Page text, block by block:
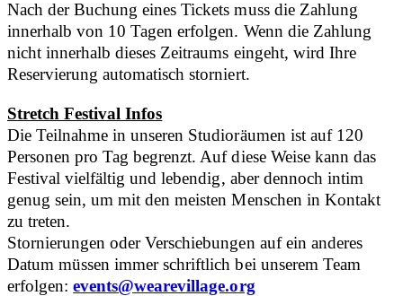
Nach der Buchung eines Tickets muss die Zahlung
innerhalb von 10 Tagen erfolgen. Wenn die Zahlung
nicht innerhalb dieses Zeitraums eingeht, wird Ihre
Reservierung automatisch storniert.
Stretch Festival Infos
Die Teilnahme in unseren Studioräumen ist auf 120
Personen pro Tag begrenzt. Auf diese Weise kann das
Festival vielfältig und lebendig, aber dennoch intim
genug sein, um mit den meisten Menschen in Kontakt
zu treten.
Stornierungen oder Verschiebungen auf ein anderes
Datum müssen immer schriftlich bei unserem Team
erfolgen:events@wearevillage.org